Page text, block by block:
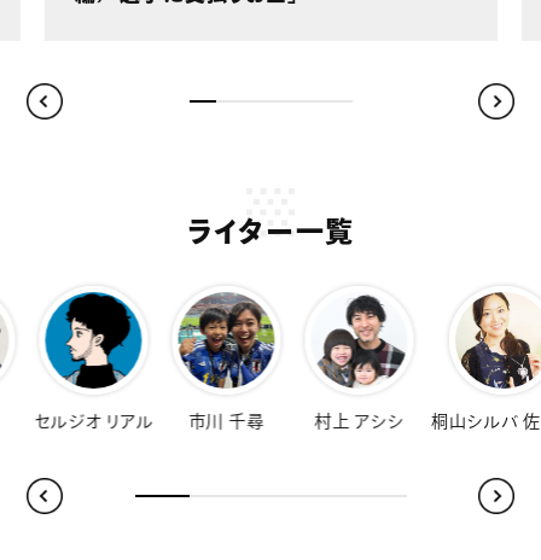
ライター一覧
リアル 市川 千尋 村上 アシシ 桐山シルバ 佐知子